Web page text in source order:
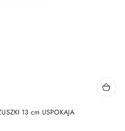
13 cm USPOKAJA